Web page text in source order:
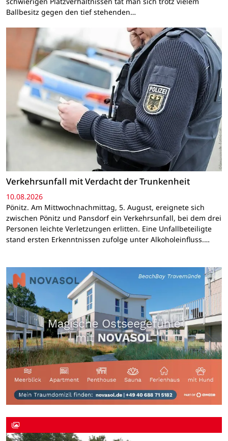
Ballbesitz gegen den tief stehenden…
Verkehrsunfall mit Verdacht der Trunkenheit
10.08.2026
Pönitz. Am Mittwochnachmittag, 5. August, ereignete sich
zwischen Pönitz und Pansdorf ein Verkehrsunfall, bei dem drei
Personen leichte Verletzungen erlitten. Eine Unfallbeteiligte
stand ersten Erkenntnissen zufolge unter Alkoholeinfluss.…